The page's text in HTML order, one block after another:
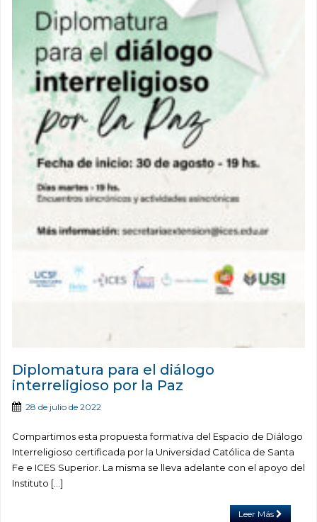
Diplomatura para el diálogo
interreligioso por la Paz
28 de julio de 2022
Compartimos esta propuesta formativa del Espacio de Diálogo
Interreligioso certificada por la Universidad Católica de Santa
Fe e ICES Superior. La misma se lleva adelante con el apoyo del
Instituto […]
Leer Más